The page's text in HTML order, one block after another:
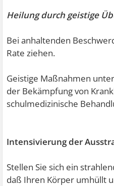
Heilung durch geistige
Bei anhaltenden
Rate ziehen.
Geistige Maßnahmen
der Bekämpfung von
schulmedizinische
Intensivierung der
Stellen Sie sich ein
daß Ihren Körper umhüllt